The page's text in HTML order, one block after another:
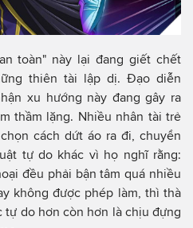
toàn" này lại đang giết chết
thiên tài lập dị. Đạo diễn
xu hướng này đang gây ra
thầm lặng. Nhiều nhân tài trẻ
cách dứt áo ra đi, chuyển
tự do khác vì họ nghĩ rằng:
đều phải bận tâm quá nhiều
không được phép làm, thì thà
tự do hơn còn hơn là chịu đựng